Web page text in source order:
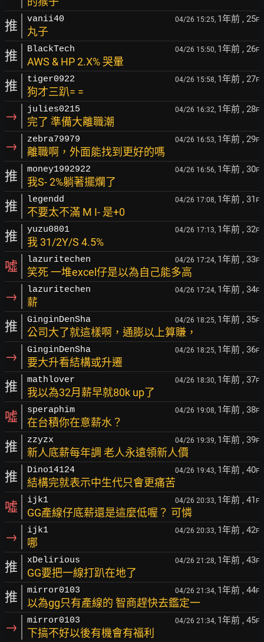
推 vanii40 04/26 15:25, 1年前 , 25F
丸子
推 BlackTech 04/26 15:50, 1年前 , 26F
AWS & HP 2.X% 哭暈
推 tiger0922 04/26 15:58, 1年前 , 27F
狗才三趴= =
→ julies0215 04/26 16:32, 1年前 , 28F
完了 準備大離職潮
→ zebra79979 04/26 16:53, 1年前 , 29F
離職啊，外面能找到更好的嗎
推 money1992922 04/26 16:56, 1年前 , 30F
我S- 2%躺著擺爛了
推 legendd 04/26 17:08, 1年前 , 31 F
不要太不滿 M I- 是+0
推 yuzu0801 04/26 17:13, 1年前 , 32F
我 31/2Y/S 4.5%
噓 lazuritechen 04/26 17:24, 1年前 , 33F
笑死 一堆excel仔是以為自己能多高
→ lazuritechen 04/26 17:24, 1年前 , 34F
薪
推 GinginDenSha 04/26 18:25, 1年前 , 35F
公司大了就這樣啊，通膨以上算賺，
→ GinginDenSha 04/26 18:25, 1年前 , 36F
要大升看結構或升遷
推 mathlover 04/26 18:30, 1年前 , 37F
我以為32月薪早就80k up了
噓 speraphim 04/26 19:08, 1年前 , 38F
在台積你在意薪水？
推 zzyzx 04/26 19:39, 1年前 , 39F
新人底薪每年調 老人永遠領新人價
推 Dino14124 04/26 19:43, 1年前 , 40F
結構完就表示中生代只會更痛苦
噓 ijk1 04/26 20:33, 1年前 , 41 F
GG產線仔底薪還是這麼低喔？ 可憐
→ ijk1 04/26 20:33, 1年前 , 42F
哪
推 xDelirious 04/26 21:28, 1年前 , 43F
GG要把一線打趴在地了
推 mirror0103 04/26 21:34, 1年前 , 44F
以為gg只有產線的 智商趕快去鑑定一
→ mirror0103 04/26 21:34, 1年前 , 45F
下搞不好以後有機會有福利